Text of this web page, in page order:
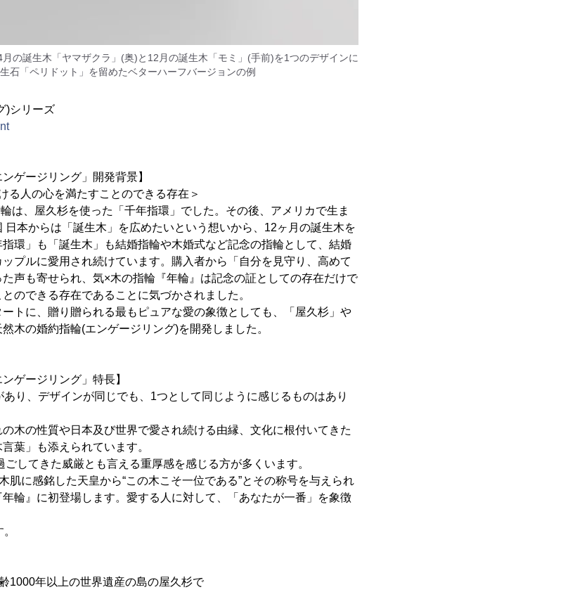
の誕生木「ヤマザクラ」(奥)と12月の誕生木「モミ」(手前)を1つのデザインに
石「ペリドット」を留めたベターハーフバージョンの例
)シリーズ
ゲージリング」開発背景】
る人の心を満たすことのできる存在＞
は、屋久杉を使った「千年指環」でした。その後、アメリカで生ま
本からは「誕生木」を広めたいという想いから、12ヶ月の誕生木を
環」も「誕生木」も結婚指輪や木婚式など記念の指輪として、結婚
プルに愛用され続けています。購入者から「自分を見守り、高めて
声も寄せられ、気×木の指輪『年輪』は記念の証としての存在だけで
のできる存在であることに気づかされました。
トに、贈り贈られる最もピュアな愛の象徴としても、「屋久杉」や
木の婚約指輪(エンゲージリング)を開発しました。
ゲージリング」特長】
り、デザインが同じでも、1つとして同じように感じるものはあり
木の性質や日本及び世界で愛され続ける由縁、文化に根付いてきた
葉」も添えられています。
してきた威厳とも言える重厚感を感じる方が多くいます。
肌に感銘した天皇から“この木こそ一位である”とその称号を与えられ
輪』に初登場します。愛する人に対して、「あなたが一番」を象徴
の世界遺産の島の屋久杉で